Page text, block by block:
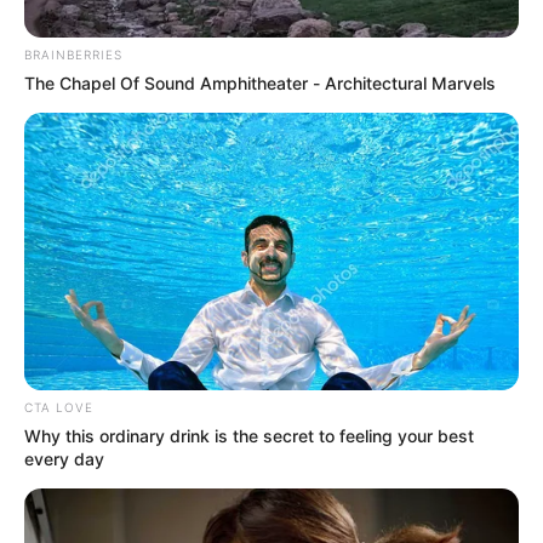
Freepik
Trabajadores tendrían hasta 18 días de vacaciones.
Por: J. Adriana Pardo
Abril 20, 2025
BRAINBERRIES
The Chapel Of Sound Amphitheater - Architectural Marvels
CTA LOVE
Why this ordinary drink is the secret to feeling your best
every day